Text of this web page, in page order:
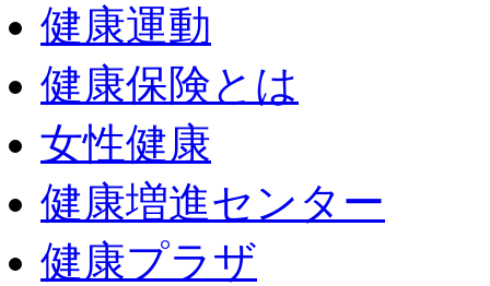
健康運動
健康保険とは
女性健康
健康増進センター
健康プラザ